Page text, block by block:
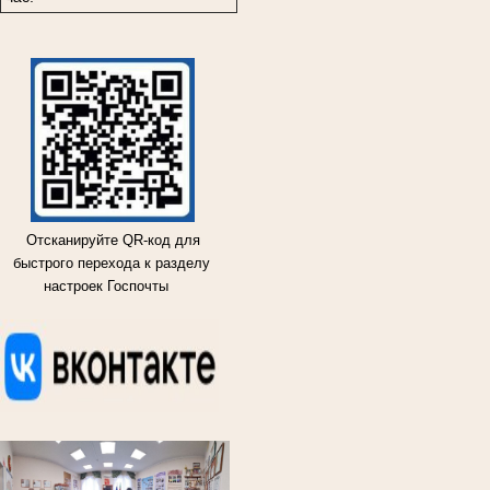
Отсканируйте QR-код для
быстрого перехода к разделу
настроек Госпочты